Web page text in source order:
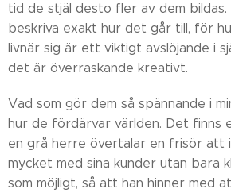
tid de stjäl desto fler av dem
beskriva exakt hur det går till, för
livnär sig är ett viktigt avslöjande i
det är överraskande kreativt.
Vad som gör dem så spännande i
hur de fördärvar världen. Det finns
en grå herre övertalar en frisör att
mycket med sina kunder utan bara
som möjligt, så att han hinner med